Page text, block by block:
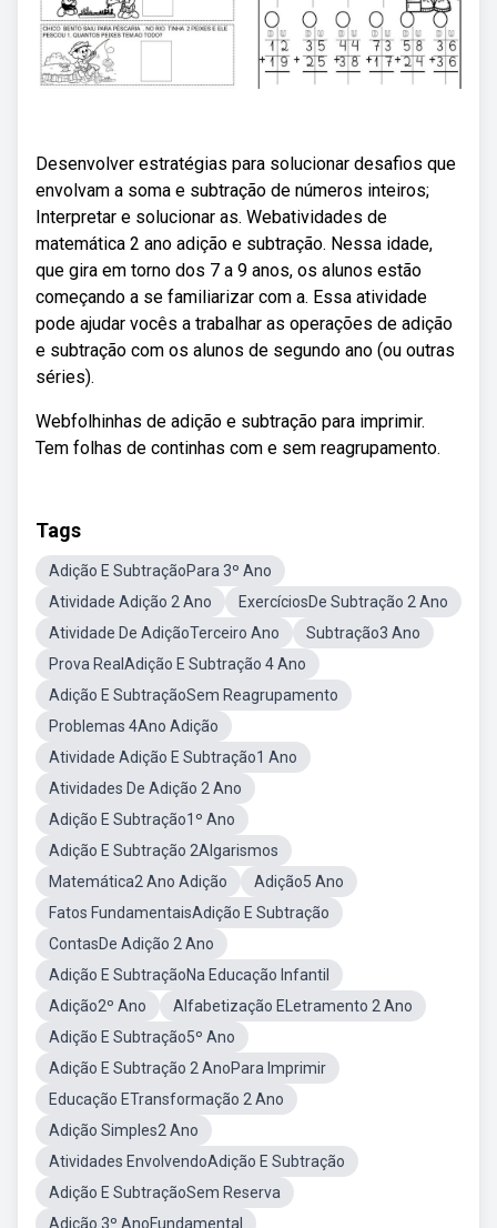
Desenvolver estratégias para solucionar desafios que
envolvam a soma e subtração de números inteiros;
Interpretar e solucionar as. Webatividades de
matemática 2 ano adição e subtração. Nessa idade,
que gira em torno dos 7 a 9 anos, os alunos estão
começando a se familiarizar com a. Essa atividade
pode ajudar vocês a trabalhar as operações de adição
e subtração com os alunos de segundo ano (ou outras
séries).
Webfolhinhas de adição e subtração para imprimir.
Tem folhas de continhas com e sem reagrupamento.
Tags
Adição E SubtraçãoPara 3º Ano
Atividade Adição 2 Ano
ExercíciosDe Subtração 2 Ano
Atividade De AdiçãoTerceiro Ano
Subtração3 Ano
Prova RealAdição E Subtração 4 Ano
Adição E SubtraçãoSem Reagrupamento
Problemas 4Ano Adição
Atividade Adição E Subtração1 Ano
Atividades De Adição 2 Ano
Adição E Subtração1º Ano
Adição E Subtração 2Algarismos
Matemática2 Ano Adição
Adição5 Ano
Fatos FundamentaisAdição E Subtração
ContasDe Adição 2 Ano
Adição E SubtraçãoNa Educação Infantil
Adição2º Ano
Alfabetização ELetramento 2 Ano
Adição E Subtração5º Ano
Adição E Subtração 2 AnoPara Imprimir
Educação ETransformação 2 Ano
Adição Simples2 Ano
Atividades EnvolvendoAdição E Subtração
Adição E SubtraçãoSem Reserva
Adição 3º AnoFundamental